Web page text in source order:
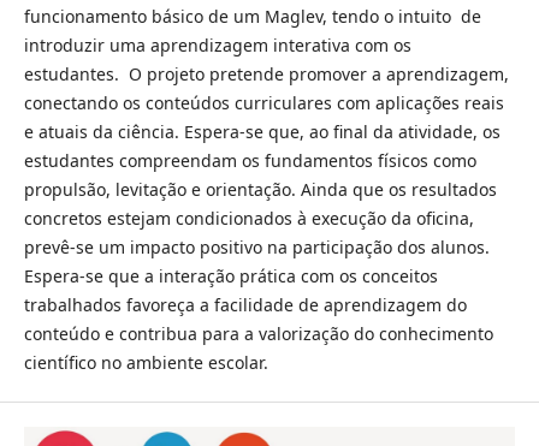
funcionamento básico de um Maglev, tendo o intuito de
introduzir uma aprendizagem interativa com os
estudantes. O projeto pretende promover a aprendizagem,
conectando os conteúdos curriculares com aplicações reais
e atuais da ciência. Espera-se que, ao final da atividade, os
estudantes compreendam os fundamentos físicos como
propulsão, levitação e orientação. Ainda que os resultados
concretos estejam condicionados à execução da oficina,
prevê-se um impacto positivo na participação dos alunos.
Espera-se que a interação prática com os conceitos
trabalhados favoreça a facilidade de aprendizagem do
conteúdo e contribua para a valorização do conhecimento
científico no ambiente escolar.